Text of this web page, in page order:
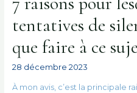
tentatives de
que faire à ce
28 décembre 2023
À mon avis, c’est la principale